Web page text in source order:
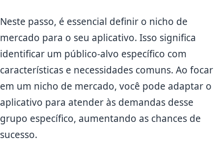
Neste passo, é essencial definir o nicho de
mercado para o seu aplicativo. Isso significa
identificar um público-alvo específico com
características e necessidades comuns. Ao focar
em um nicho de mercado, você pode adaptar o
aplicativo para atender às demandas desse
grupo específico, aumentando as chances de
sucesso.